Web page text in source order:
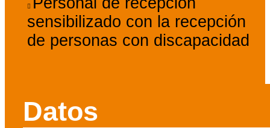
sensibilizado con la recepción
de personas con discapacidad
Datos